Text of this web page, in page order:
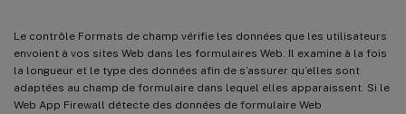
Le contrôle Formats de champ vérifie les données que les utilisateurs
envoient à vos sites Web dans les formulaires Web. Il examine à la fois
la longueur et le type des données afin de s’assurer qu’elles sont
adaptées au champ de formulaire dans lequel elles apparaissent. Si le
Web App Firewall détecte des données de formulaire Web